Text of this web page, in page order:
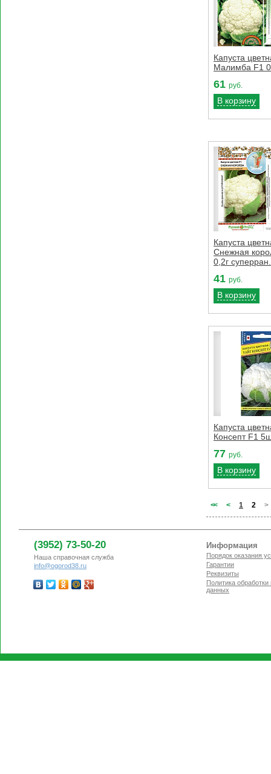
Капуста
Малимба F1
61 руб.
В корзину
Капуста
Снежная
0,2г
41 руб.
В корзину
Капуста
Консепт F1
77 руб.
В корзину
<< < 1 2 >
(3952) 73-50-20
Наша справочная служба
info@ogorod38.ru
Информация
Порядок оказания
Гарантии
Реквизиты
Политика
данных